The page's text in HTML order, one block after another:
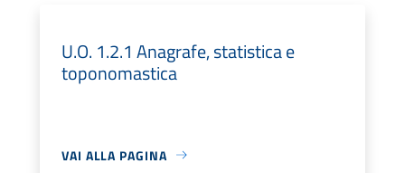
U.O. 1.2.1 Anagrafe, statistica e
toponomastica
VAI ALLA PAGINA